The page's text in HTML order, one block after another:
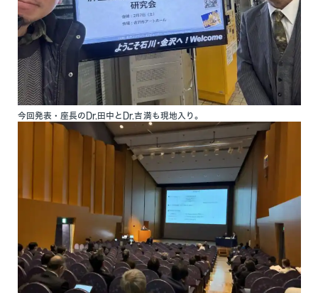
今回発表・座長のDr.田中とDr.吉満も現地入り。